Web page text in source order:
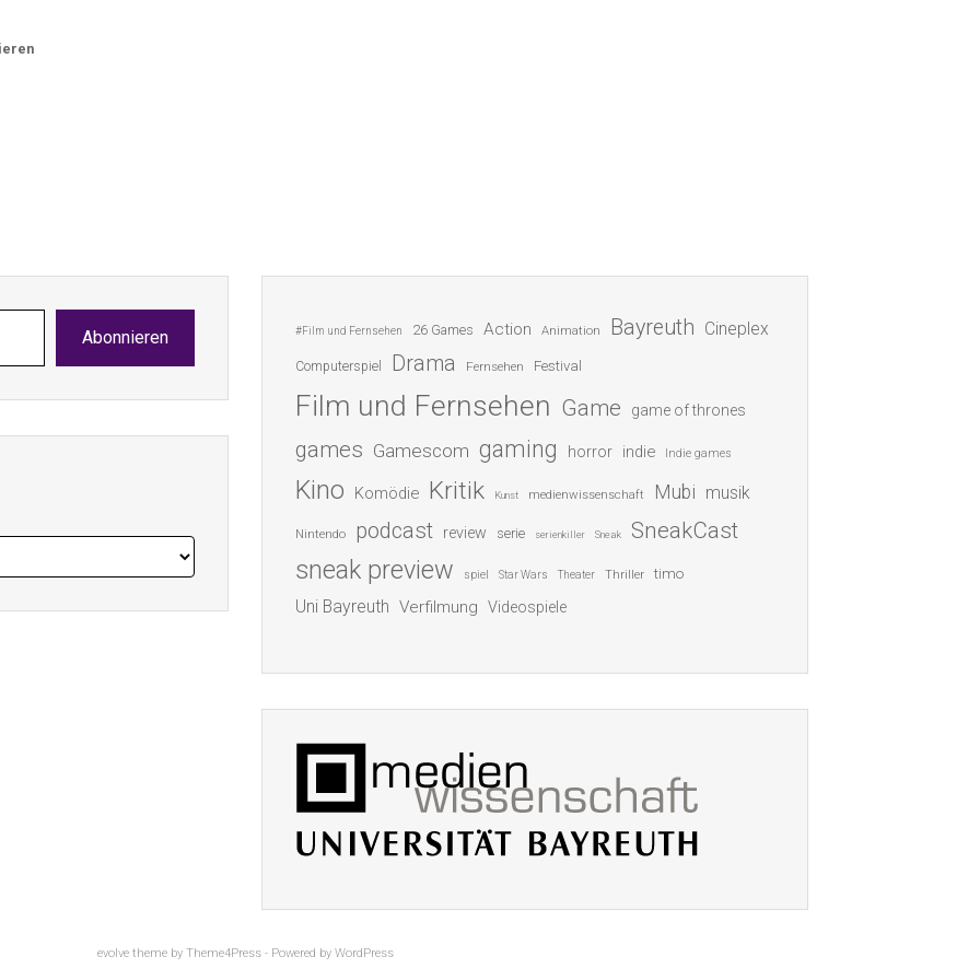
Abonnieren #Film und Fernsehen 26 Games Action Animation Bayreuth Cineplex
Computerspiel Drama Fernsehen Festival
Film und Fernsehen Game game of thrones
games Gamescom gaming horror indie Indie games
Kino Komödie Kritik Kunst medienwissenschaft Mubi musik
Nintendo podcast review serie serienkiller Sneak SneakCast
sneak preview spiel Star Wars Theater Thriller timo
Uni Bayreuth Verfilmung Videospiele
evolvetheme by Theme4Press - Powered by WordPress